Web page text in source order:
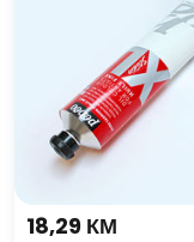
18,29 КМ